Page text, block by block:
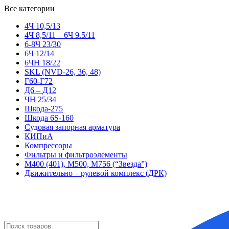
Все категории
4Ч 10,5/13
4Ч 8,5/11 – 6Ч 9.5/11
6-8Ч 23/30
6Ч 12/14
6ЧН 18/22
SKL (NVD-26, 36, 48)
Г60-Г72
Д6 – Д12
ЧН 25/34
Шкода-275
Шкода 6S-160
Судовая запорная арматура
КИПиА
Компрессоры
Фильтры и фильтроэлементы
М400 (401), М500, М756 (“Звезда”)
Движительно – рулевой комплекс (ДРК)